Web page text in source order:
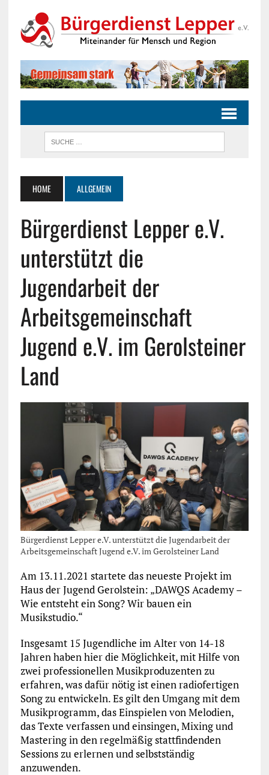
HOME ALLGEMEIN
Bürgerdienst Lepper e.V.
unterstützt die
Jugendarbeit der
Arbeitsgemeinschaft
Jugend e.V. im Gerolsteiner
Land
Bürgerdienst Lepper e.V. unterstützt die Jugendarbeit der
Arbeitsgemeinschaft Jugend e.V. im Gerolsteiner Land
Am 13.11.2021 startete das neueste Projekt im
Haus der Jugend Gerolstein: „DAWQS Academy –
Wie entsteht ein Song? Wir bauen ein
Musikstudio.“
Insgesamt 15 Jugendliche im Alter von 14-18
Jahren haben hier die Möglichkeit, mit Hilfe von
zwei professionellen Musikproduzenten zu
erfahren, was dafür nötig ist einen radiofertigen
Song zu entwickeln. Es gilt den Umgang mit dem
Musikprogramm, das Einspielen von Melodien,
das Texte verfassen und einsingen, Mixing und
Mastering in den regelmäßig stattfindenden
Sessions zu erlernen und selbstständig
anzuwenden.